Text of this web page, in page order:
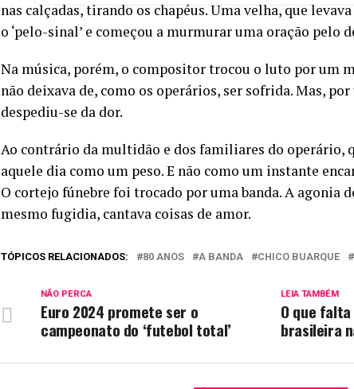
nas calçadas, tirando os chapéus. Uma velha, que
o ‘pelo-sinal’ e começou a murmurar uma oração pelo
Na música, porém, o compositor trocou o luto por um
não deixava de, como os operários, ser sofrida. Mas,
despediu-se da dor.
Ao contrário da multidão e dos familiares do operário,
aquele dia como um peso. E não como um instante
O cortejo fúnebre foi trocado por uma banda. A agonia
mesmo fugidia, cantava coisas de amor.
TÓPICOS RELACIONADOS: 80 ANOS A BANDA CHICO BUARQUE
LEIA TAMBÉM
O que
brasileira
NÃO PERCA
Euro 2024 promete ser o
campeonato do ‘futebol total’